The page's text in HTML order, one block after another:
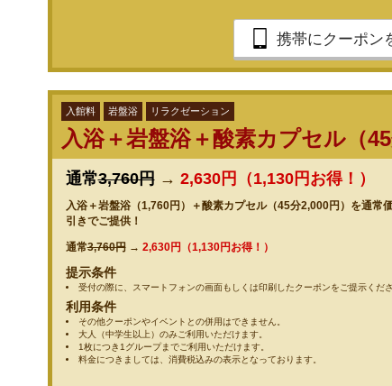
携帯にクーポン
入館料 岩盤浴 リラクゼーション
入浴＋岩盤浴＋酸素カプセル（
通常3,760円→ 2,630円（1,130円お得！）
入浴＋岩盤浴（1,760円）＋酸素カプセル（45分2,000円）を通常
引きでご提供！
通常3,760円→ 2,630円（1,130円お得！）
提示条件
受付の際に、スマートフォンの画面もしくは印刷したクーポンをご提示くださ
利用条件
その他クーポンやイベントとの併用はできません。
大人（中学生以上）のみご利用いただけます。
1枚につき1グループまでご利用いただけます。
料金につきましては、消費税込みの表示となっております。